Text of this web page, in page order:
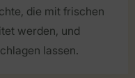
die mit frischen
werden, und
lassen.